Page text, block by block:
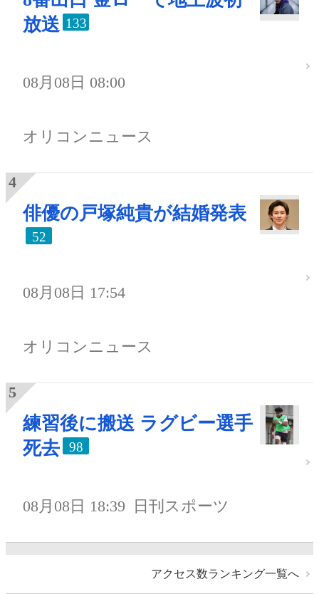
放送 133
08月08日 08:00
オリコンニュース
俳優の戸塚純貴が結婚発表
52
08月08日 17:54
オリコンニュース
練習後に搬送 ラグビー選手
死去
98
08月08日 18:39 日刊スポーツ
アクセス数ランキング一覧へ